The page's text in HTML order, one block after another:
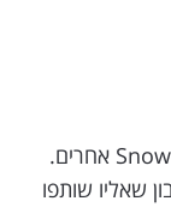
אפשרות לשיתוף דטה עם חשבונות Snowflake אחרים.
שאליו שותפו